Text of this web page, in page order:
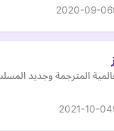
2020-09-06
المترجمة وجديد
2021-10-04